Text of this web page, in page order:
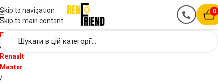
Skip to navigation
Skip to main content
0
Головна
Renault
Master